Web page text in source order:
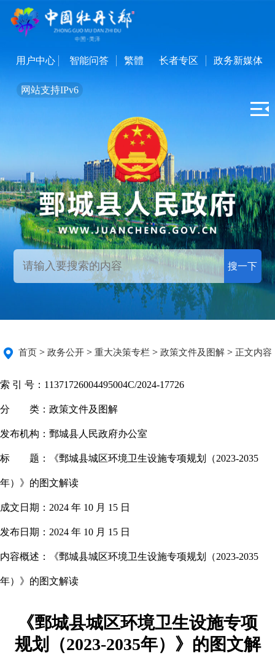
用户中心 智能问答 繁體 长者专区 政务新媒体
网站支持IPv6
搜一下
首页 > 政务公开 > 重大决策专栏 > 政策文件及图解 > 正文内容
索 引 号： 11371726004495004C/2024-17726
分 类： 政策文件及图解
发布机构： 鄄城县人民政府办公室
标 题： 《鄄城县城区环境卫生设施专项规划（2023-2035
年）》的图文解读
成文日期： 2024 年 10 月 15 日
发布日期： 2024 年 10 月 15 日
内容概述： 《鄄城县城区环境卫生设施专项规划（2023-2035
年）》的图文解读
《鄄城县城区环境卫生设施专项
规划（2023-2035年）》的图文解